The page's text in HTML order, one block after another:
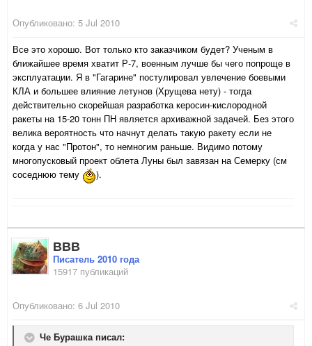
Опубликовано: 5 Jul 2010
Все это хорошо. Вот только кто заказчиком будет? Ученым в
ближайшее время хватит Р-7, военным лучше бы чего попроще в
эксплуатации. Я в "Гагарине" постулировал увлечение боевыми
КЛА и большее влияние летунов (Хрущева нету) - тогда
действительно скорейшая разработка керосин-кислородной
ракеты на 15-20 тонн ПН является архиважной задачей. Без этого
велика вероятность что начнут делать такую ракету если не
когда у нас "Протон", то немногим раньше. Видимо потому
многопусковый проект облета Луны был завязан на Семерку (см
соседнюю тему
).
ВВВ
Писатель 2010 года
15917 публикаций
Опубликовано: 6 Jul 2010
Че Бурашка писал: